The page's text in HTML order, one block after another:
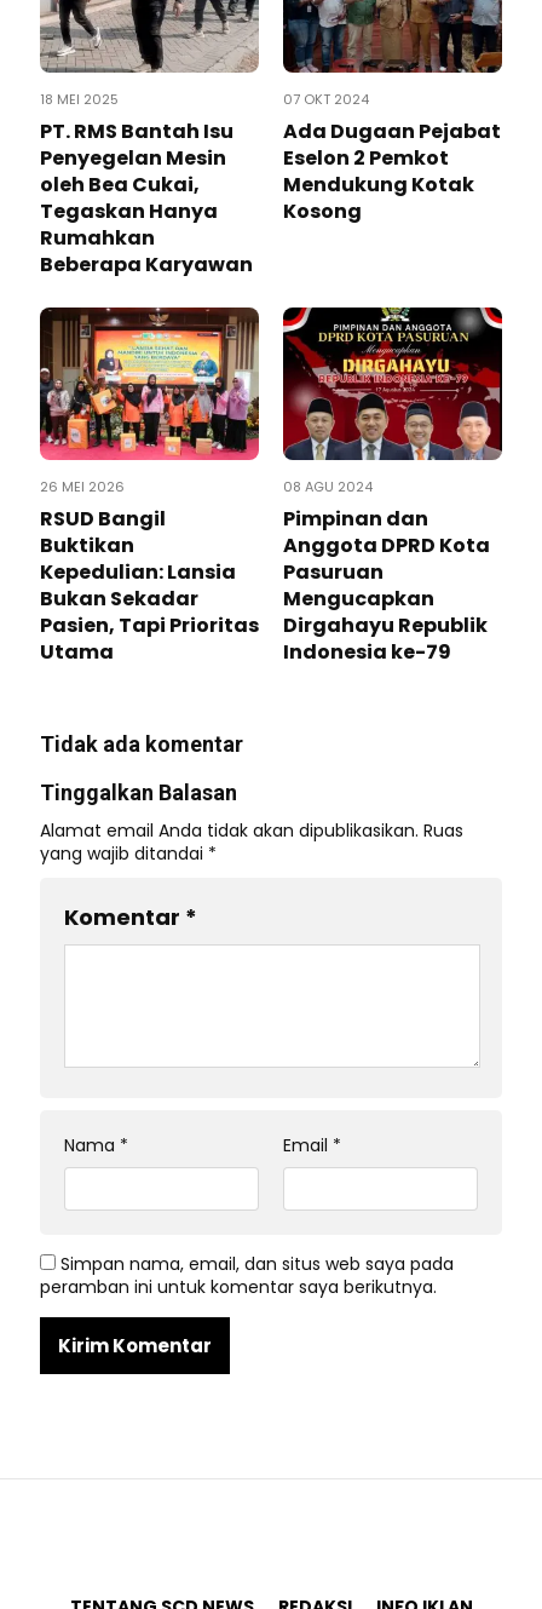
18 MEI 2025
PT. RMS Bantah Isu
Penyegelan Mesin
oleh Bea Cukai,
Tegaskan Hanya
Rumahkan
Beberapa Karyawan
07 OKT 2024
Ada Dugaan Pejabat
Eselon 2 Pemkot
Mendukung Kotak
Kosong
26 MEI 2026
‎RSUD Bangil
Buktikan
Kepedulian: Lansia
Bukan Sekadar
Pasien, Tapi Prioritas
Utama
08 AGU 2024
Pimpinan dan
Anggota DPRD Kota
Pasuruan
Mengucapkan
Dirgahayu Republik
Indonesia ke-79
Tidak ada komentar
Tinggalkan Balasan
Alamat email Anda tidak akan dipublikasikan. Ruas
yang wajib ditandai *
Komentar *
Nama * Email *
Simpan nama, email, dan situs web saya pada
peramban ini untuk komentar saya berikutnya.